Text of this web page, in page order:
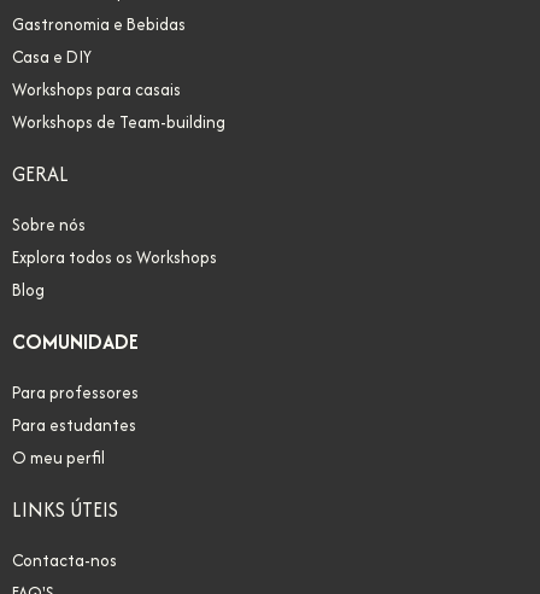
Gastronomia e Bebidas
Casa e DIY
Workshops para casais
Workshops de Team-building
GERAL
Sobre nós
Explora todos os Workshops
Blog
COMUNIDADE
Para professores
Para estudantes
O meu perfil
LINKS ÚTEIS
Contacta-nos